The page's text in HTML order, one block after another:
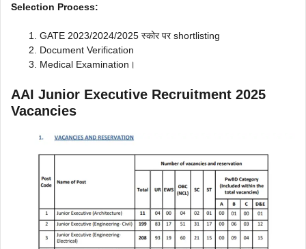
Selection Process:
GATE 2023/2024/2025 स्कोर पर shortlisting
Document Verification
Medical Examination।
AAI Junior Executive Recruitment 2025
Vacancies